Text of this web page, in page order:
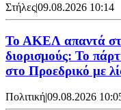
Στήλες|09.08.2026 10:14
Το ΑΚΕΛ απαντά
διορισμούς: Το
στο Προεδρικό με
Πολιτική|09.08.2026